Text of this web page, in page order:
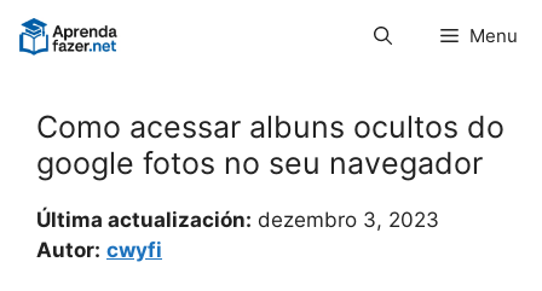
Pular
para
Menu
Como acessar albuns ocultos do
google fotos no seu navegador
Última actualización: dezembro 3, 2023
Autor: cwyfi